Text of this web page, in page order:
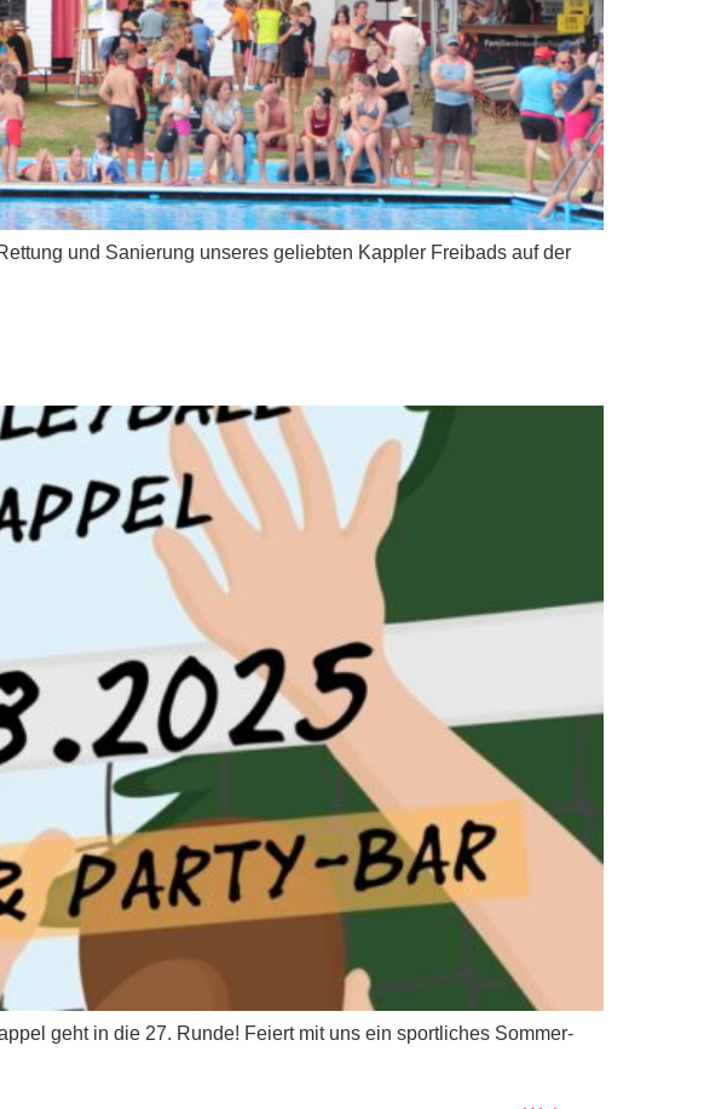
und Sanierung unseres geliebten Kappler Freibads auf der
geht in die 27. Runde! Feiert mit uns ein sportliches Sommer-